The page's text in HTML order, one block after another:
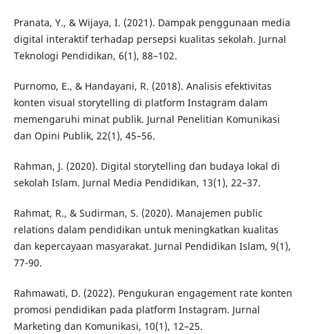
Pranata, Y., & Wijaya, I. (2021). Dampak penggunaan media
digital interaktif terhadap persepsi kualitas sekolah. Jurnal
Teknologi Pendidikan, 6(1), 88–102.
Purnomo, E., & Handayani, R. (2018). Analisis efektivitas
konten visual storytelling di platform Instagram dalam
memengaruhi minat publik. Jurnal Penelitian Komunikasi
dan Opini Publik, 22(1), 45–56.
Rahman, J. (2020). Digital storytelling dan budaya lokal di
sekolah Islam. Jurnal Media Pendidikan, 13(1), 22–37.
Rahmat, R., & Sudirman, S. (2020). Manajemen public
relations dalam pendidikan untuk meningkatkan kualitas
dan kepercayaan masyarakat. Jurnal Pendidikan Islam, 9(1),
77-90.
Rahmawati, D. (2022). Pengukuran engagement rate konten
promosi pendidikan pada platform Instagram. Jurnal
Marketing dan Komunikasi, 10(1), 12–25.